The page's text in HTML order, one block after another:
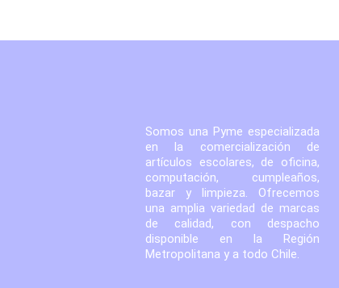
Somos una Pyme especializada
en la comercialización de
artículos escolares, de oficina,
computación, cumpleaños,
bazar y limpieza. Ofrecemos
una amplia variedad de marcas
de calidad, con despacho
disponible en la Región
Metropolitana y a todo Chile.